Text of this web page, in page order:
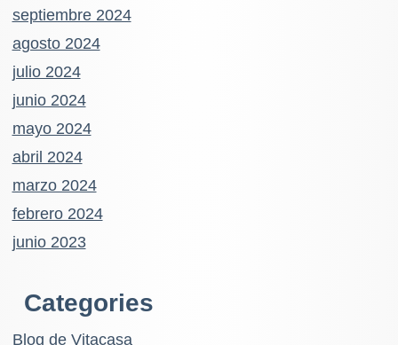
septiembre 2024
agosto 2024
julio 2024
junio 2024
mayo 2024
abril 2024
marzo 2024
febrero 2024
junio 2023
Categories
Blog de Vitacasa